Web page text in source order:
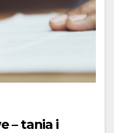
– tania i